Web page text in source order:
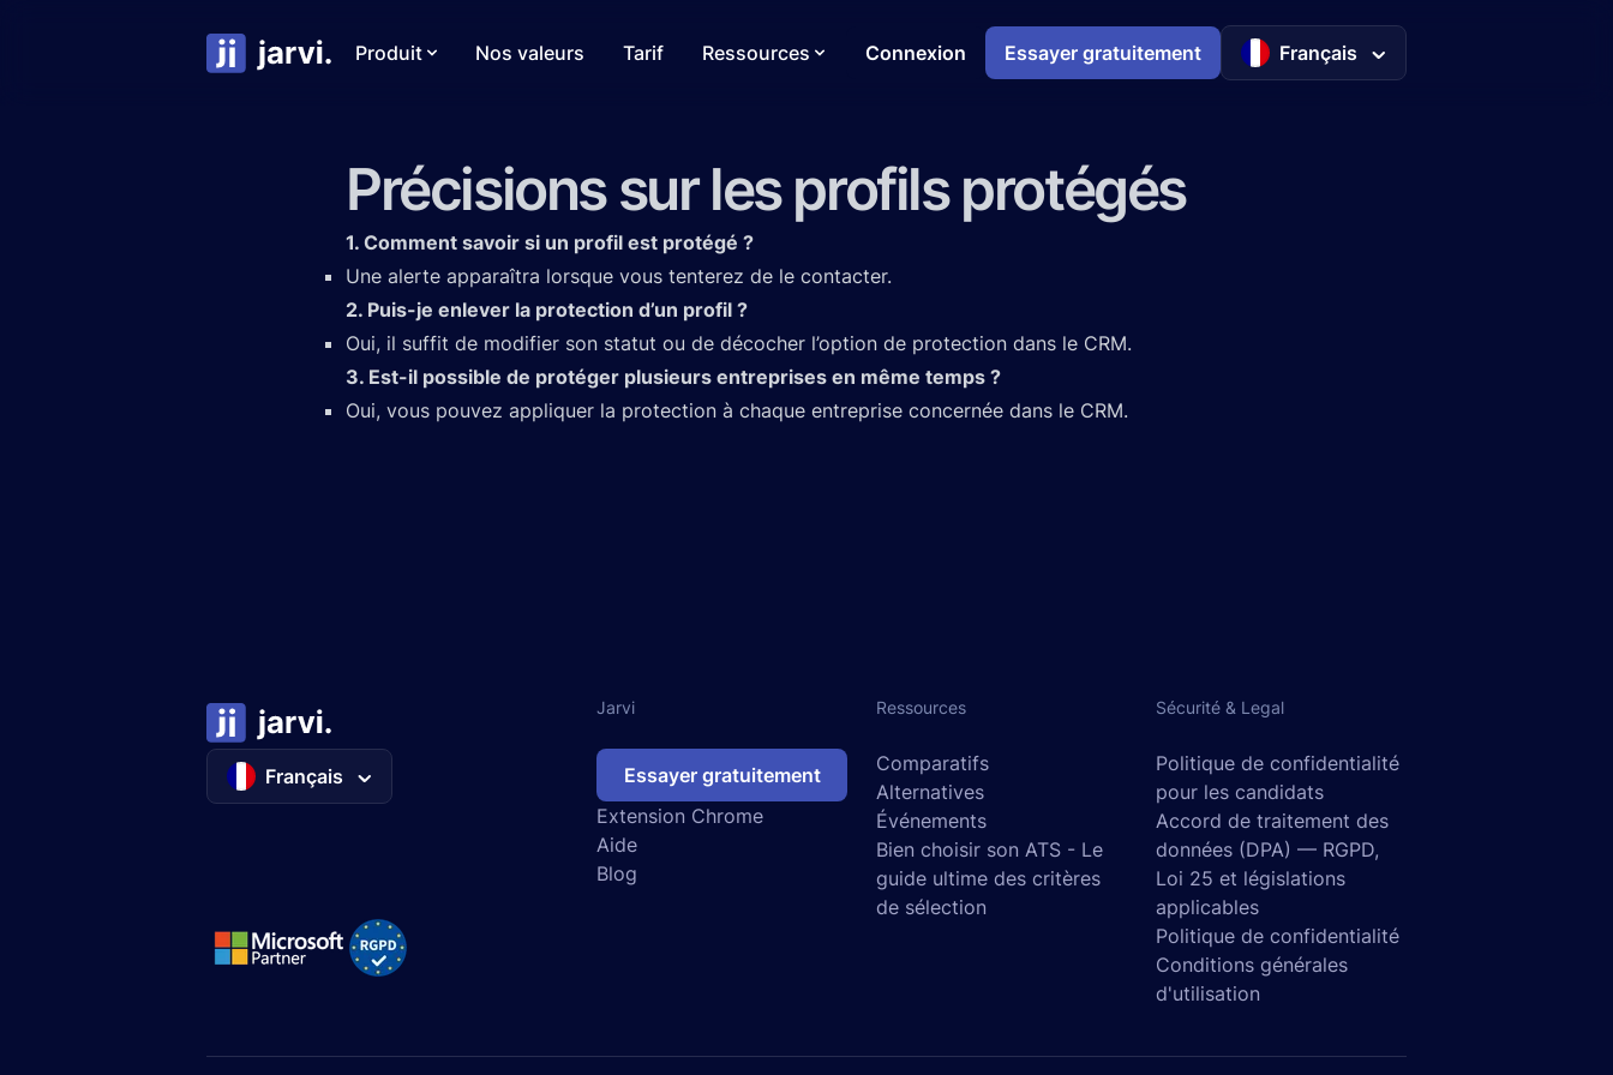
Produit Nos valeurs Tarif Ressources Connexion Essayer gratuitement Français
Précisions sur les profils protégés
1. Comment savoir si un profil est protégé ?
Une alerte apparaîtra lorsque vous tenterez de le contacter.
2. Puis-je enlever la protection d’un profil ?
Oui, il suffit de modifier son statut ou de décocher l’option de protection dans le CRM.
3. Est-il possible de protéger plusieurs entreprises en même temps ?
Oui, vous pouvez appliquer la protection à chaque entreprise concernée dans le CRM.
Français
Jarvi
Essayer gratuitement
Extension Chrome
Aide
Blog
Ressources
Comparatifs
Alternatives
Événements
Bien choisir son ATS - Le
guide ultime des critères
de sélection
Sécurité & Legal
Politique de confidentialité
pour les candidats
Accord de traitement des
données (DPA) — RGPD,
Loi 25 et législations
applicables
Politique de confidentialité
Conditions générales
d'utilisation